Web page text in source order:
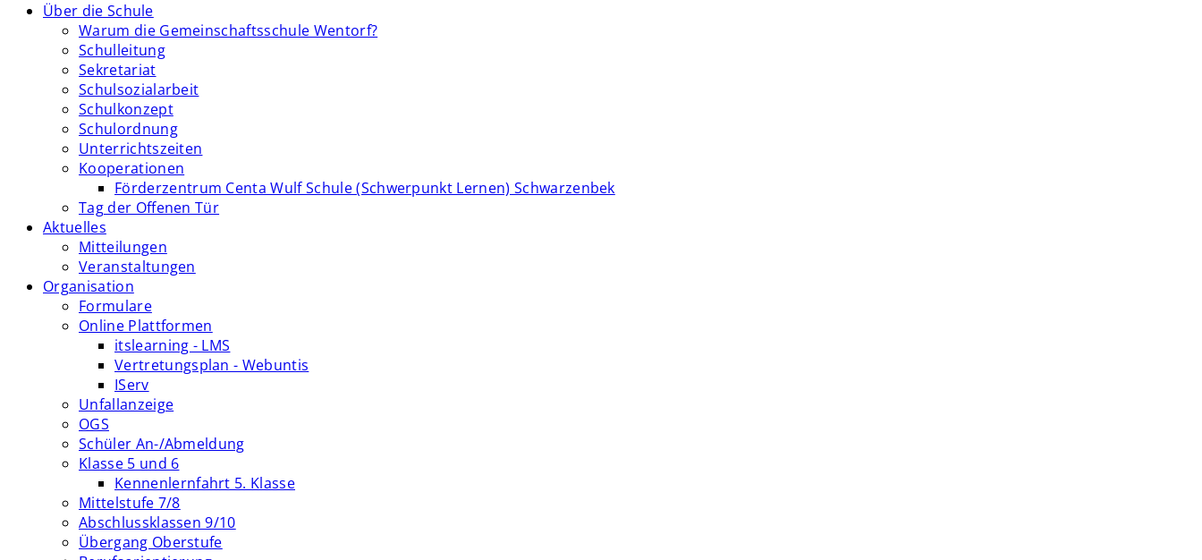
Über die Schule
Warum die Gemeinschaftsschule Wentorf?
Schulleitung
Sekretariat
Schulsozialarbeit
Schulkonzept
Schulordnung
Unterrichtszeiten
Kooperationen
Förderzentrum Centa Wulf Schule (Schwerpunkt Lernen) Schwarzenbek
Tag der Offenen Tür
Aktuelles
Mitteilungen
Veranstaltungen
Organisation
Formulare
Online Plattformen
itslearning - LMS
Vertretungsplan - Webuntis
IServ
Unfallanzeige
OGS
Schüler An-/Abmeldung
Klasse 5 und 6
Kennenlernfahrt 5. Klasse
Mittelstufe 7/8
Abschlussklassen 9/10
Übergang Oberstufe